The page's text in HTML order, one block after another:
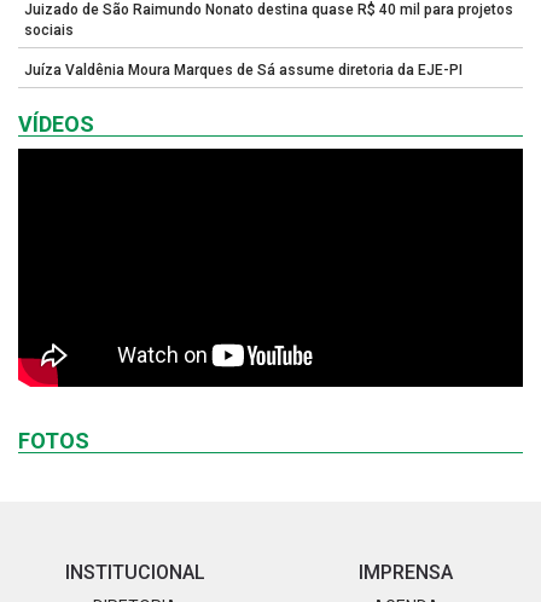
Juizado de São Raimundo Nonato destina quase R$ 40 mil para projetos
sociais
Juíza Valdênia Moura Marques de Sá assume diretoria da EJE-PI
VÍDEOS
FOTOS
INSTITUCIONAL IMPRENSA